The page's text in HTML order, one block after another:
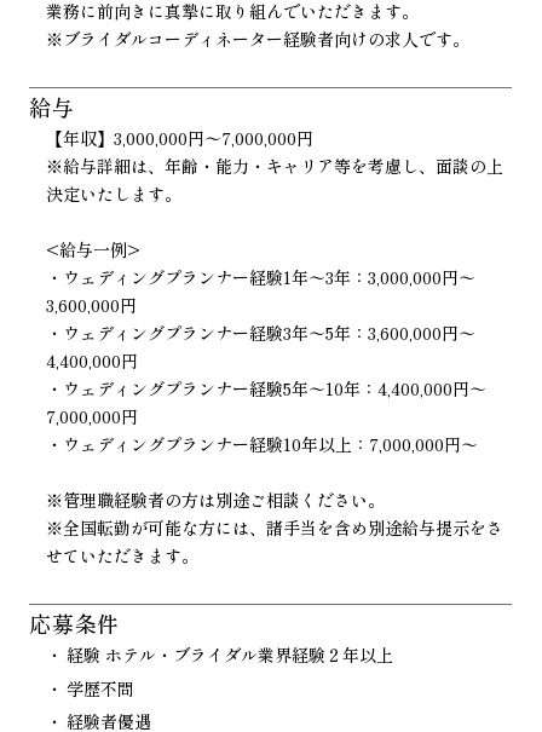
業務に前向きに真摯に取り組んでいただきます。
※ブライダルコーディネーター経験者向けの求人です。
給与
【年収】3,000,000円〜7,000,000円
※給与詳細は、年齢・能力・キャリア等を考慮し、面談の上
決定いたします。
<給与一例>
・ウェディングプランナー経験1年〜3年：3,000,000円〜
3,600,000円
・ウェディングプランナー経験3年〜5年：3,600,000円〜
4,400,000円
・ウェディングプランナー経験5年〜10年：4,400,000円〜
7,000,000円
・ウェディングプランナー経験10年以上：7,000,000円〜
※管理職経験者の方は別途ご相談ください。
※全国転勤が可能な方には、諸手当を含め別途給与提示をさ
せていただきます。
応募条件
経験 ホテル・ブライダル業界経験２年以上
学歴不問
経験者優遇